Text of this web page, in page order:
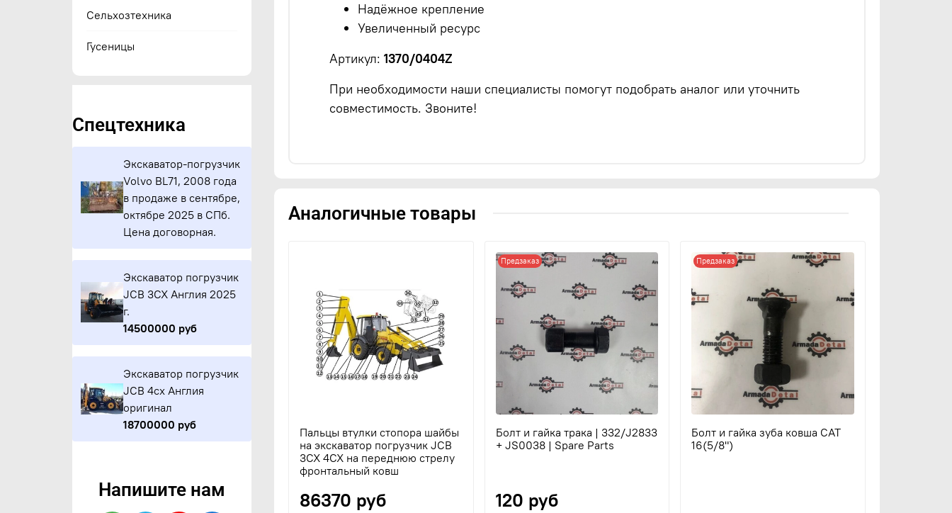
Надёжное крепление
Увеличенный ресурс
Артикул:1370/0404Z
При необходимости наши специалисты помогут подобрать аналог или уточнить
совместимость. Звоните!
Аналогичные товары
Пальцы втулки стопора шайбы
на экскаватор погрузчик JCB
3CX 4CX на переднюю стрелу
фронтальный ковш
86370 руб
Предзаказ
Болт и гайка трака | 332/J2833
+ JS0038 | Spare Parts
120 руб
Предзаказ
Болт и гайка зуба ковша CAT
16(5/8")
Сельхозтехника
Гусеницы
Спецтехника
Экскаватор-погрузчик
Volvo BL71, 2008 года
в продаже в сентябре,
октябре 2025 в СПб.
Цена договорная.
Экскаватор погрузчик
JCB 3CX Англия 2025
г.
14500000 руб
Экскаватор погрузчик
JCB 4cx Англия
оригинал
18700000 руб
Напишите нам